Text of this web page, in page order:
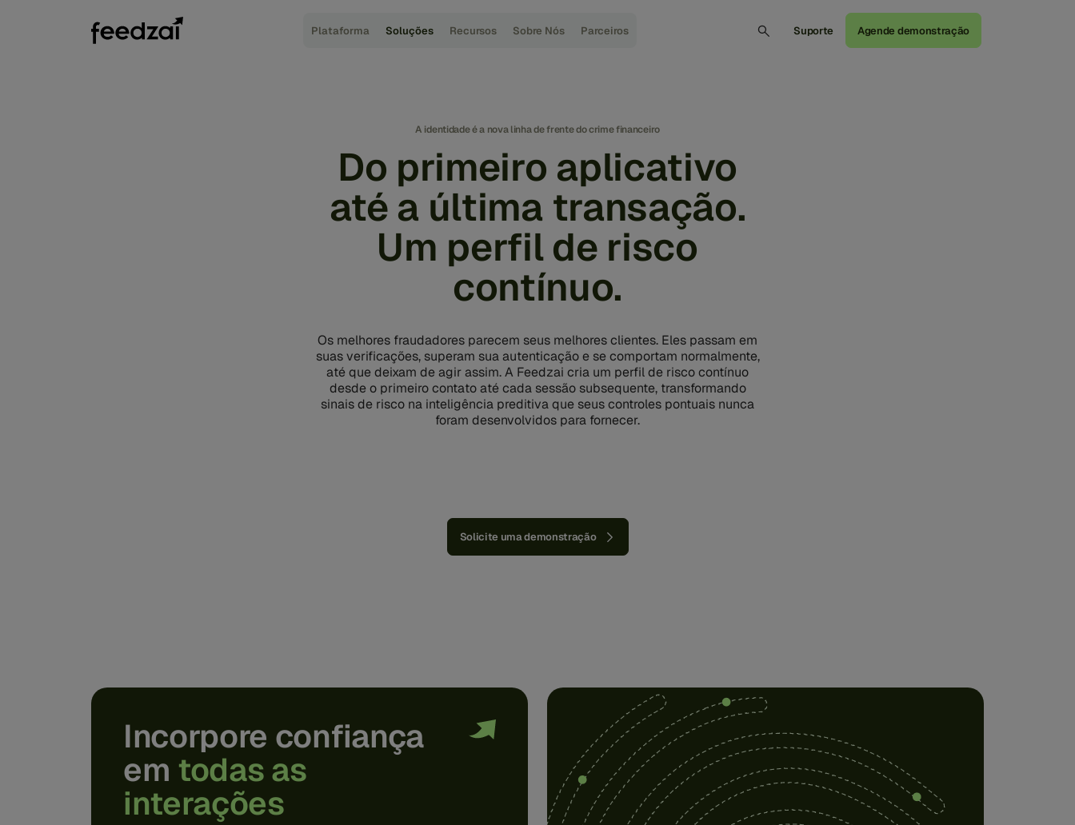
Plataforma Soluções Recursos Sobre Nós Parceiros Suporte Agende demonstração
A identidade é a nova linha de frente do crime financeiro
Do primeiro aplicativo
até a última transação.
Um perfil de risco
contínuo.
Os melhores fraudadores parecem seus melhores clientes. Eles passam em
suas verificações, superam sua autenticação e se comportam normalmente,
até que deixam de agir assim. A Feedzai cria um perfil de risco contínuo
desde o primeiro contato até cada sessão subsequente, transformando
sinais de risco na inteligência preditiva que seus controles pontuais nunca
foram desenvolvidos para fornecer.
Solicite uma demonstração
Incorpore confiança
em todas as
interações